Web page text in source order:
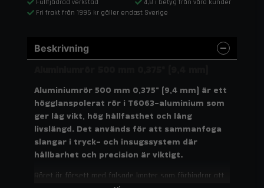
Fullfjädrad verkstad
4,8 i betyg från våra kunder
Fri frakt från 1995 kr gäller endast Sverige
Beskrivning
Aluminiumrör 500 mm 0,375" (9,4 mm) är ett
högglanspolerat rör i T6063-aluminium som
ger låg vikt, hög hållfasthet och lång
livslängd. Det används för att sammanfoga
slangar i tryck- och insugssystem där
hållbarhet och precision är viktigt.
Röret är försett med falsade kanter som förhindrar att